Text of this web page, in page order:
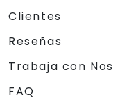
Clientes
Reseñas
Trabaja con
FAQ